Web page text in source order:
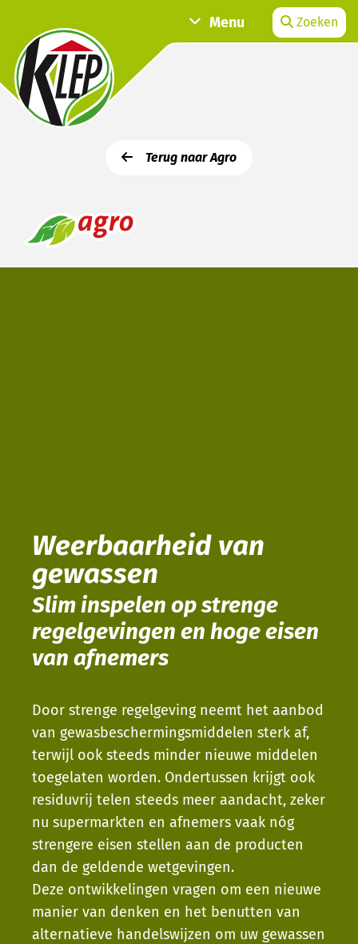
Menu Zoeken
Terug naar Agro
Weerbaarheid van
gewassen
Slim inspelen op strenge
regelgevingen en hoge eisen
van afnemers
Door strenge regelgeving neemt het aanbod
van gewasbeschermingsmiddelen sterk af,
terwijl ook steeds minder nieuwe middelen
toegelaten worden. Ondertussen krijgt ook
residuvrij telen steeds meer aandacht, zeker
nu supermarkten en afnemers vaak nóg
strengere eisen stellen aan de producten
dan de geldende wetgevingen.
Deze ontwikkelingen vragen om een nieuwe
manier van denken en het benutten van
alternatieve handelswijzen om uw gewassen